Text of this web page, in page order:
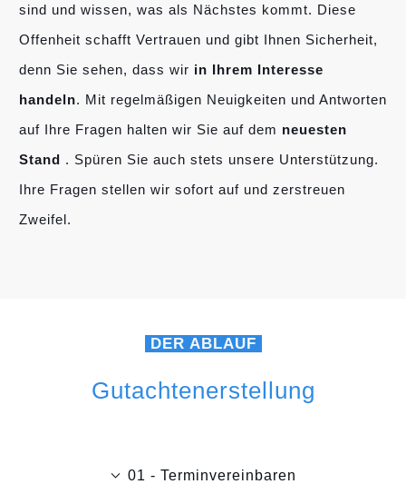
sind und wissen, was als Nächstes kommt. Diese
Offenheit schafft Vertrauen und gibt Ihnen Sicherheit,
denn Sie sehen, dass wir in Ihrem Interesse
handeln. Mit regelmäßigen Neuigkeiten und Antworten
auf Ihre Fragen halten wir Sie auf dem neuesten
Stand . Spüren Sie auch stets unsere Unterstützung.
Ihre Fragen stellen wir sofort auf und zerstreuen
Zweifel.
DER ABLAUF
Gutachtenerstellung
01 - Terminvereinbaren